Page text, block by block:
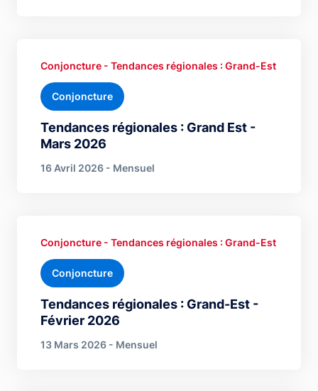
Tendances régionales : Grand Est -
Mars 2026
Conjoncture - Tendances régionales : Grand-Est
Conjoncture
16 Avril 2026 - Mensuel
Tendances régionales : Grand-Est -
Février 2026
Conjoncture - Tendances régionales : Grand-Est
Conjoncture
13 Mars 2026 - Mensuel